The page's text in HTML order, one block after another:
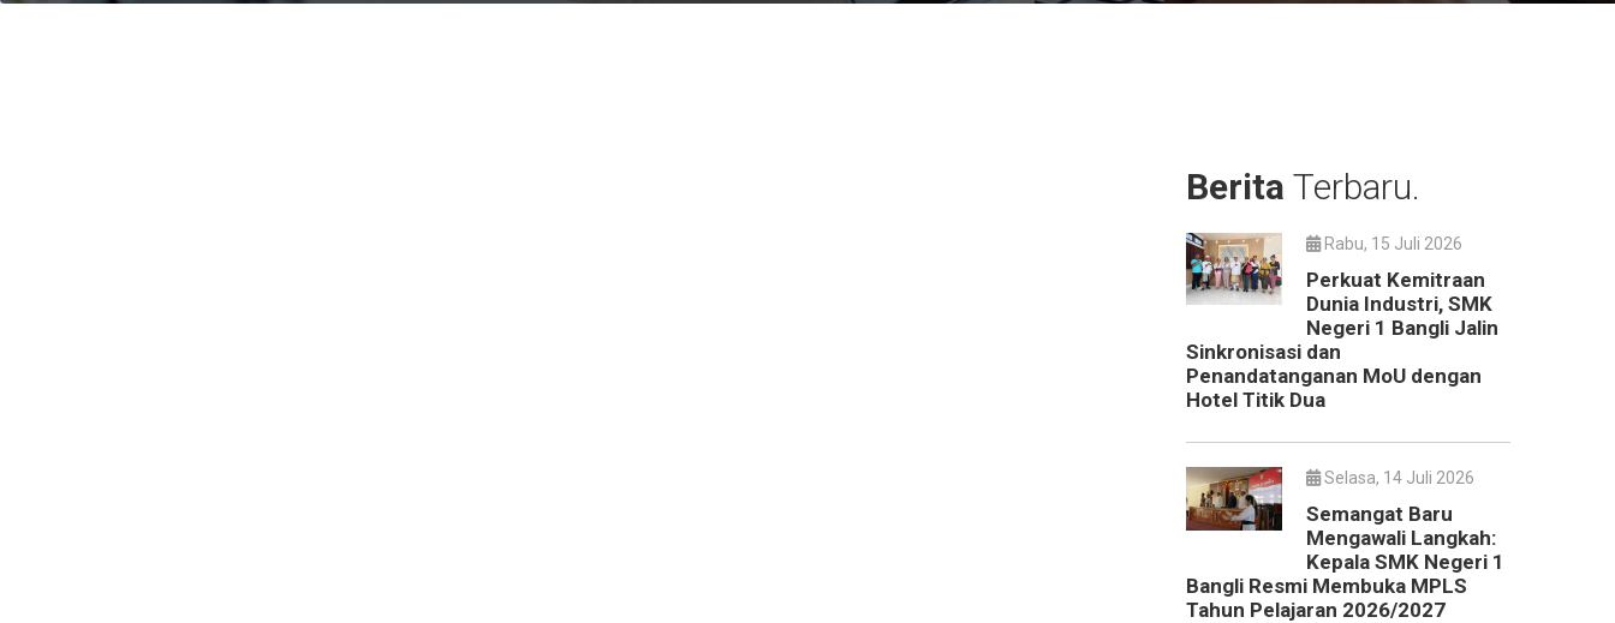
Berita Terbaru.
Rabu, 15 Juli 2026
Perkuat Kemitraan
Dunia Industri, SMK
Negeri 1 Bangli Jalin
Sinkronisasi dan
Penandatanganan MoU dengan
Hotel Titik Dua
Selasa, 14 Juli 2026
Semangat Baru
Mengawali Langkah:
Kepala SMK Negeri 1
Bangli Resmi Membuka MPLS
Tahun Pelajaran 2026/2027